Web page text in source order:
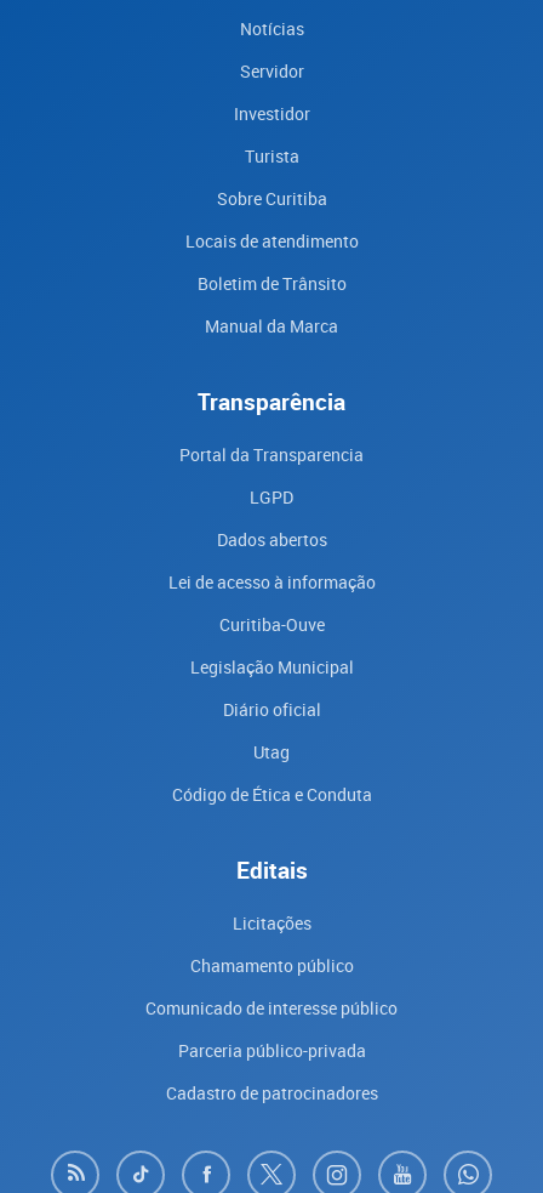
Notícias
Servidor
Investidor
Turista
Sobre Curitiba
Locais de atendimento
Boletim de Trânsito
Manual da Marca
Transparência
Portal da Transparencia
LGPD
Dados abertos
Lei de acesso à informação
Curitiba-Ouve
Legislação Municipal
Diário oficial
Utag
Código de Ética e Conduta
Editais
Licitações
Chamamento público
Comunicado de interesse público
Parceria público-privada
Cadastro de patrocinadores